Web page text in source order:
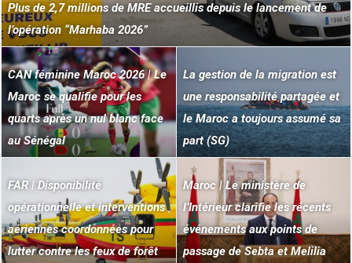
Plus de 2,7 millions de MRE accueillis depuis le lancement de
l’opération “Marhaba 2026”
CAN féminine Maroc 2026 | Le
Maroc se qualifie pour les
quarts après un nul blanc face
au Sénégal
La gestion de la migration est
une responsabilité partagée et
le Maroc a toujours assumé sa
part (SG)
FAR | Disponibilité
opérationnelle et interventions
aériennes coordonnées pour
lutter contre les feux de forêt
Maroc | Le ministère de
l’Intérieur clarifie les récents
événements aux points de
passage de Sebta et Melilia